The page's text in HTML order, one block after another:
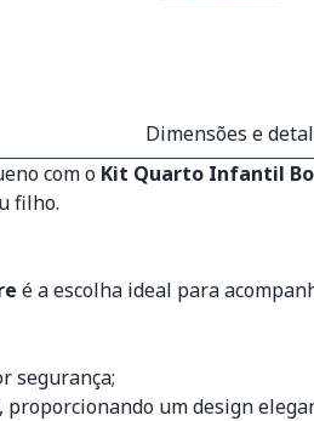
Dimensões e
com o Kit Quarto Infantil
filho.
é a escolha ideal para
segurança;
proporcionando um design